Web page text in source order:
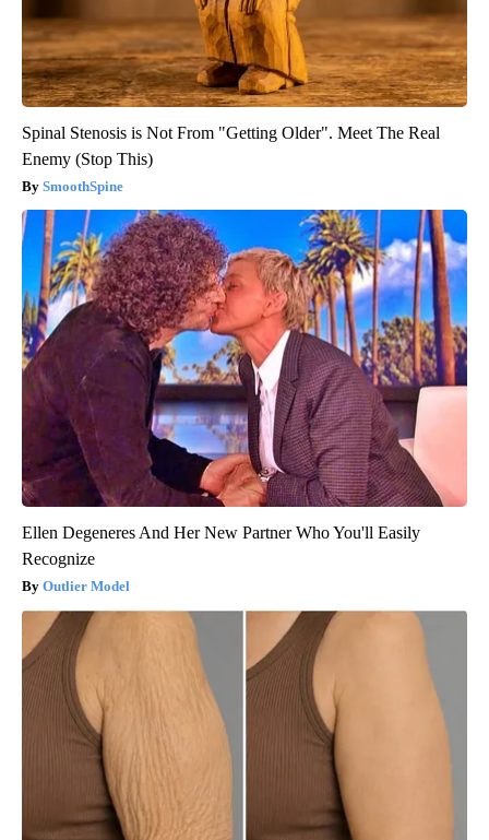
Spinal Stenosis is Not From "Getting Older". Meet The Real
Enemy (Stop This)
SmoothSpine
Ellen Degeneres And Her New Partner Who You'll Easily
Recognize
Outlier Model